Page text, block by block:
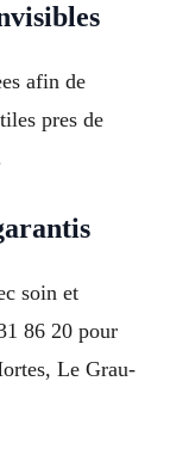
afin de
pres de
soin et
86 20 pour
Le Grau-